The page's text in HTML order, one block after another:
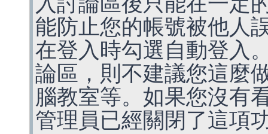
能防止您的帳號被他人
在登入時勾選自動登入
論區，則不建議您這麼
腦教室等。如果您沒有
管理員已經關閉了這項